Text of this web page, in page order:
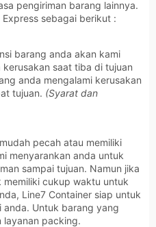
pengiriman barang lainnya.
sebagai berikut :
barang anda akan kami
saat tiba di tujuan
anda mengalami kerusakan
tujuan. (Syarat dan
pecah atau memiliki
menyarankan anda untuk
sampai tujuan. Namun jika
cukup waktu untuk
Line7 Container siap untuk
Untuk barang yang
layanan packing.